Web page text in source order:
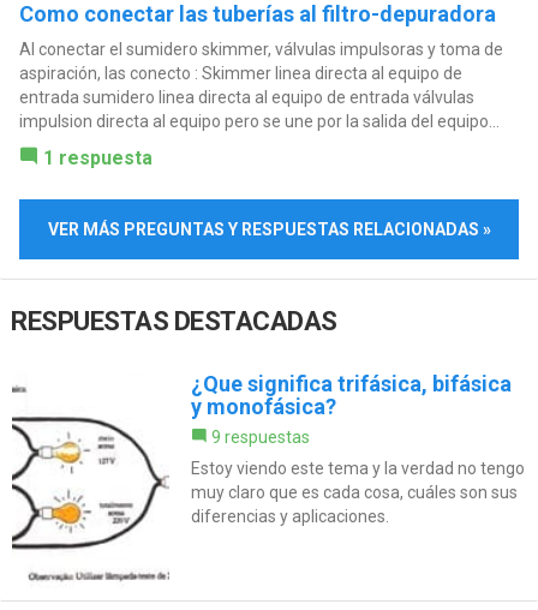
Como conectar las tuberías al filtro-depuradora
Al conectar el sumidero skimmer, válvulas impulsoras y toma de
aspiración, las conecto : Skimmer linea directa al equipo de
entrada sumidero linea directa al equipo de entrada válvulas
impulsion directa al equipo pero se une por la salida del equipo...
1 respuesta
VER MÁS PREGUNTAS Y RESPUESTAS RELACIONADAS »
RESPUESTAS DESTACADAS
¿Que significa trifásica, bifásica
y monofásica?
9 respuestas
Estoy viendo este tema y la verdad no tengo
muy claro que es cada cosa, cuáles son sus
diferencias y aplicaciones.